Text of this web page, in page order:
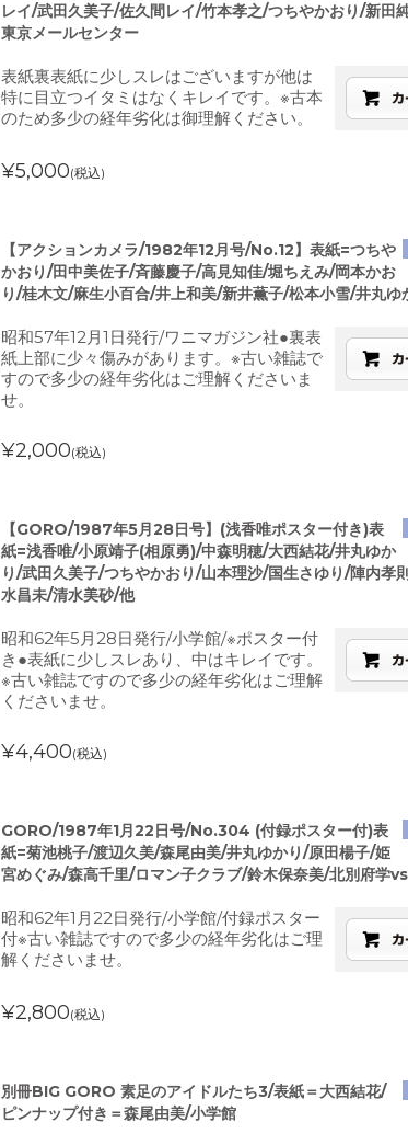
レイ/武田久美子/佐久間レイ/竹本孝之/つちやかおり/新田
東京メールセンター
表紙裏表紙に少しスレはございますが他は
特に目立つイタミはなくキレイです。※古本
のため多少の経年劣化は御理解ください。
¥5,000(税込)
【アクションカメラ/1982年12月号/No.12】表紙=つちや
かおり/田中美佐子/斉藤慶子/高見知佳/堀ちえみ/岡本かお
り/桂木文/麻生小百合/井上和美/新井薫子/松本小雪/井丸ゆ
昭和57年12月1日発行/ワニマガジン社●裏表
紙上部に少々傷みがあります。※古い雑誌で
すので多少の経年劣化はご理解くださいま
せ。
¥2,000(税込)
【GORO/1987年5月28日号】(浅香唯ポスター付き)表
紙=浅香唯/小原靖子(相原勇)/中森明穂/大西結花/井丸ゆか
り/武田久美子/つちやかおり/山本理沙/国生さゆり/陣内孝
水昌未/清水美砂/他
昭和62年5月28日発行/小学館/※ポスター付
き●表紙に少しスレあり、中はキレイです。
※古い雑誌ですので多少の経年劣化はご理解
くださいませ。
¥4,400(税込)
GORO/1987年1月22日号/No.304 (付録ポスター付)表
紙=菊池桃子/渡辺久美/森尾由美/井丸ゆかり/原田楊子/姫
宮めぐみ/森高千里/ロマン子クラブ/鈴木保奈美/北別府学
昭和62年1月22日発行/小学館/付録ポスター
付※古い雑誌ですので多少の経年劣化はご理
解くださいませ。
¥2,800(税込)
別冊BIG GORO 素足のアイドルたち3/表紙＝大西結花/
ピンナップ付き＝森尾由美/小学館